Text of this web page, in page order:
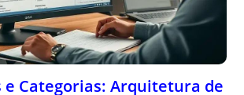
e Categorias: Arquitetura de